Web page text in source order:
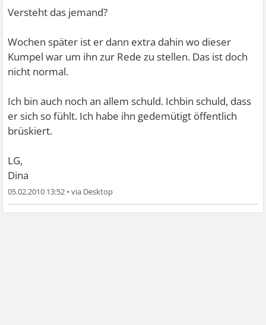
Versteht das jemand?
Wochen später ist er dann extra dahin wo dieser
Kumpel war um ihn zur Rede zu stellen. Das ist doch
nicht normal.
Ich bin auch noch an allem schuld. Ichbin schuld, dass
er sich so fühlt. Ich habe ihn gedemütigt öffentlich
brüskiert.
LG,
Dina
05.02.2010 13:52 •